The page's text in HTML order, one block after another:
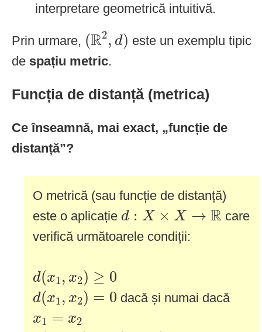
interpretare geometrică intuitivă.
Prin urmare, (R2, d)
(R2 d)
este un exemplu tipic
de spațiu metric.
Funcția de distanță (metrica)
Ce înseamnă, mai exact, „funcție de
distanță”?
O metrică (sau funcție de distanță)
este o aplicație d : X × X → R
d X ×X→R
care
verifică următoarele condiții:
d(x1, x2) ≥ 0
d(x1 x2 ) ≥0
d(x1, x2) = 0
d(x1 , x2 )
dacă și numai dacă
x1 = x2
x1 =x 2